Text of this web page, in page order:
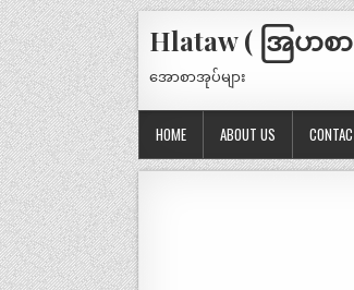
Hlataw ( အြပာစ
အောစာအုပ်များ
HOME ABOUT US